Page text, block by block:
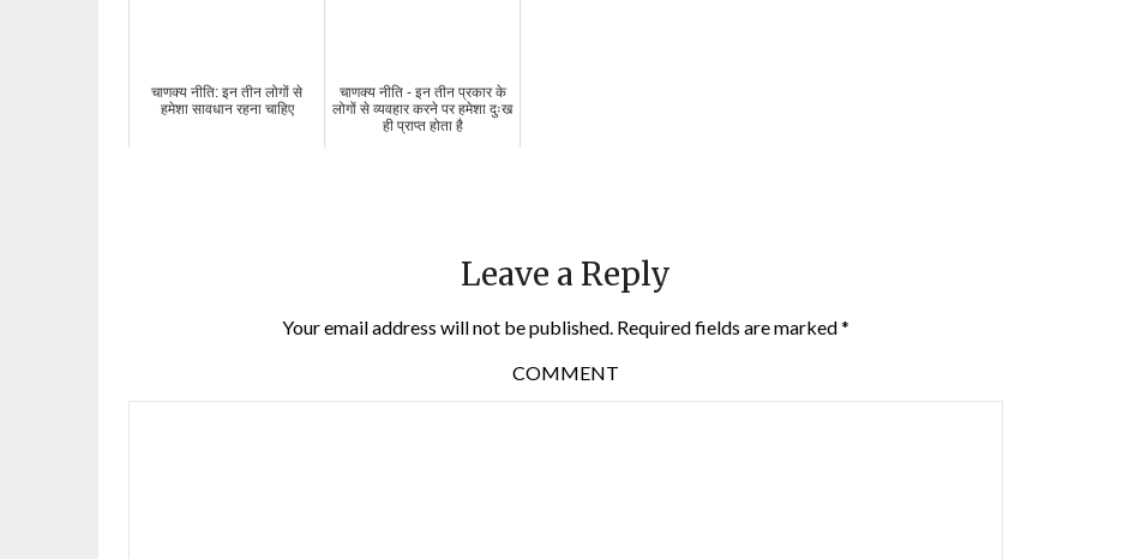
चाणक्य नीति: इन तीन लोगों से
हमेशा सावधान रहना चाहिए
चाणक्य नीति - इन तीन प्रकार के
लोगों से व्यवहार करने पर हमेशा दुःख
ही प्राप्त होता है
Leave a Reply
Your email address will not be published.Required fields are marked*
COMMENT